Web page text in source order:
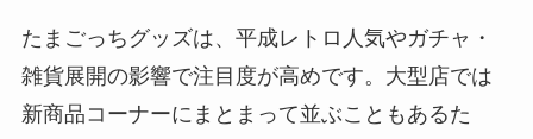
たまごっちグッズは、平成レトロ人気やガチャ・
雑貨展開の影響で注目度が高めです。大型店では
新商品コーナーにまとまって並ぶこともあるた